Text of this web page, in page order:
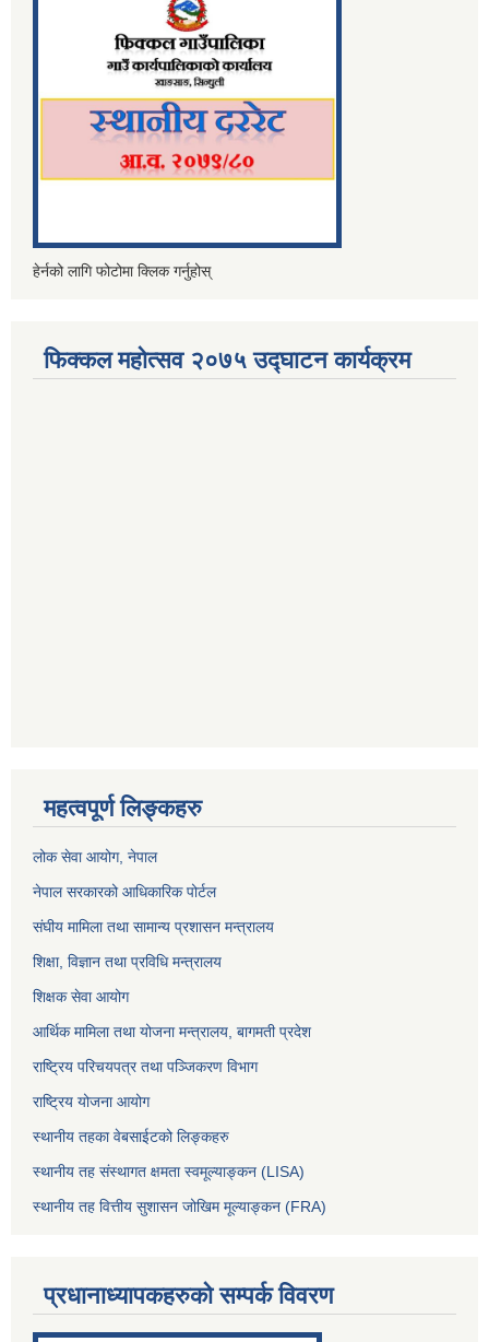
हेर्नको लागि फोटोमा क्लिक गर्नुहोस्
फिक्कल महोत्सव २०७५ उद्घाटन कार्यक्रम
महत्वपूर्ण लिङ्कहरु
लोक सेवा आयोग, नेपाल
नेपाल सरकारको आधिकारिक पोर्टल
संघीय मामिला तथा सामान्य प्रशासन मन्त्रालय
शिक्षा, विज्ञान तथा प्रविधि मन्त्रालय
शिक्षक सेवा आयोग
आर्थिक मामिला तथा योजना मन्त्रालय, बागमती प्रदेश
राष्ट्रिय परिचयपत्र तथा पञ्जिकरण विभाग
राष्ट्रिय योजना आयोग
स्थानीय तहका वेबसाईटको लिङ्कहरु
स्थानीय तह संस्थागत क्षमता स्वमूल्याङ्कन (LISA)
स्थानीय तह वित्तीय सुशासन जोखिम मूल्याङ्कन (FRA)
प्रधानाध्यापकहरुको सम्पर्क विवरण